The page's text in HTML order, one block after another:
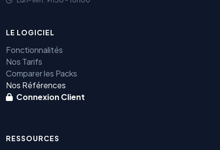
LE LOGICIEL
Fonctionnalités
Nos Tarifs
Comparer les Packs
Nos Références
Connexion Client
RESSOURCES